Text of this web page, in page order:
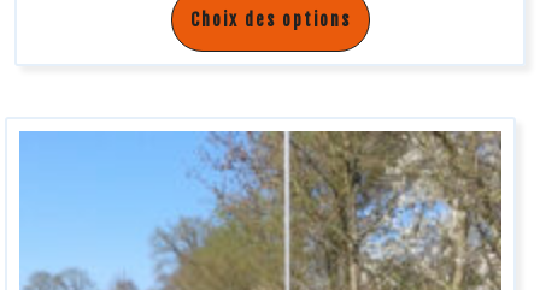
Choix des options